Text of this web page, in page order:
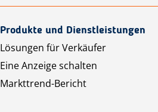
Produkte und Dienstleistungen
Lösungen für Verkäufer
Eine Anzeige schalten
Markttrend-Bericht